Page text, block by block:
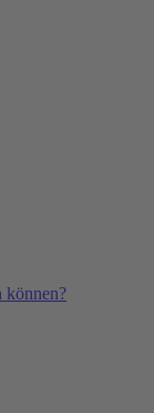
können?